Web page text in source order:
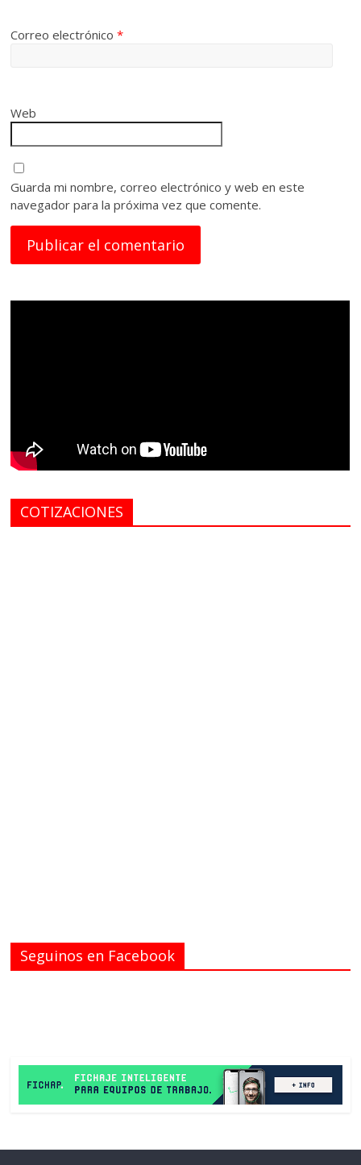
Correo electrónico*
Web
Guarda mi nombre, correo electrónico y web en este
navegador para la próxima vez que comente.
COTIZACIONES
Seguinos en Facebook